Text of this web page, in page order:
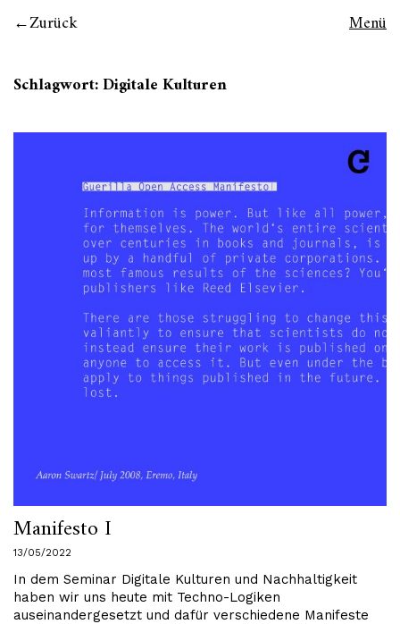
Zurück Menü
Schlagwort:Digitale Kulturen
Manifesto I
13/05/2022
In dem Seminar Digitale Kulturen und Nachhaltigkeit
haben wir uns heute mit Techno-Logiken
auseinandergesetzt und dafür verschiedene Manifeste